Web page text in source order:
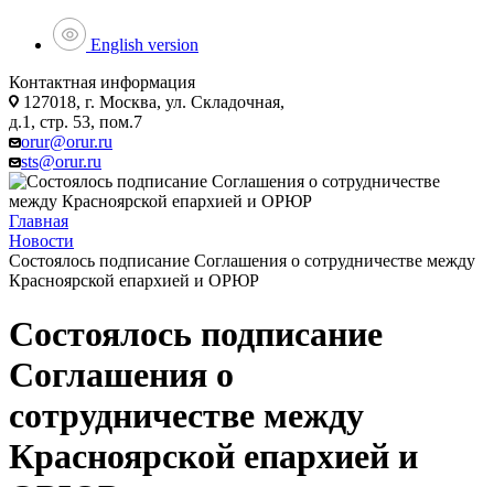
English version
Контактная информация
127018, г. Москва, ул. Складочная,
д.1, стр. 53, пом.7
orur@orur.ru
sts@orur.ru
Главная
Новости
Состоялось подписание Соглашения о сотрудничестве между
Красноярской епархией и ОРЮР
Состоялось подписание
Соглашения о
сотрудничестве между
Красноярской епархией и